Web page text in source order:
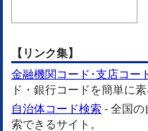
【リンク集】
金融機関コード･支店コー
ド・銀行コードを簡単に
自治体コード検索 - 全国の
索できるサイト。